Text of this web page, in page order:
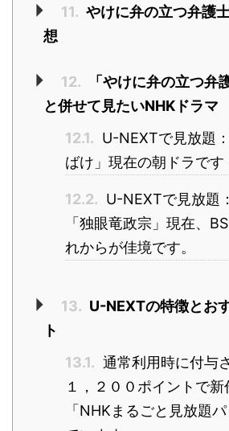
11. やけに弁の立つ弁護
想
12.
「やけに弁の立つ弁
と併せて見たいNHKドラマ
12.1. U-NEXTで見放題
ばけ」現在の朝ドラです
12.2. U-NEXTで見放題
「独眼竜政宗」現在、
れからが佳境です。
13. U-NEXTの特徴とお
ト
13.1. 通常利用時に付与
１，２００ポイントで
「NHKまるごと見放題